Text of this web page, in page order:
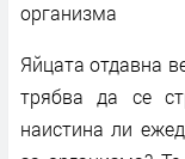
организма
Яйцата отдавна
трябва да се
наистина ли